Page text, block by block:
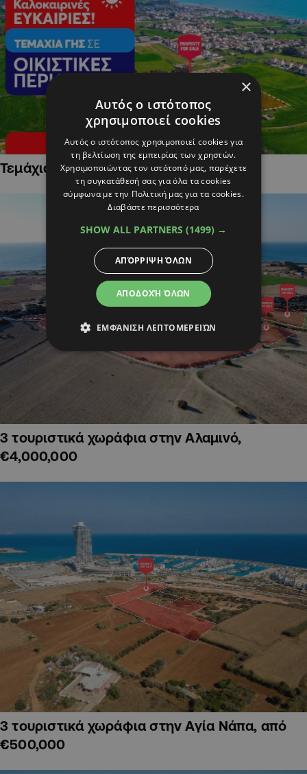
Τεμάχια Γης σε Οικιστικές Περιοχές
3 τουριστικά χωράφια στην Αλαμινό,
€4,000,000
3 τουριστικά χωράφια στην Αγία Νάπα, από
€500,000
×
Αυτός ο ιστότοπος
χρησιμοποιεί cookies
Αυτός ο ιστότοπος χρησιμοποιεί cookies για
τη βελτίωση της εμπειρίας των χρηστών.
Χρησιμοποιώντας τον ιστότοπό μας, παρέχετε
τη συγκατάθεσή σας για όλα τα cookies
σύμφωνα με την Πολιτική μας για τα cookies.
Διαβάστε περισσότερα
SHOW ALL PARTNERS (1499) →
ΑΠΟΔΟΧΉ ΌΛΩΝ
ΑΠΌΡΡΙΨΗ ΌΛΩΝ
ΕΜΦΆΝΙΣΗ ΛΕΠΤΟΜΕΡΕΙΏΝ